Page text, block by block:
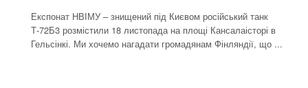
Експонат НВІМУ – знищений під Києвом російський танк
Т-72Б3 розмістили 18 листопада на площі Кансалаісторі в
Гельсінкі. Ми хочемо нагадати громадянам Фінляндії, що ...